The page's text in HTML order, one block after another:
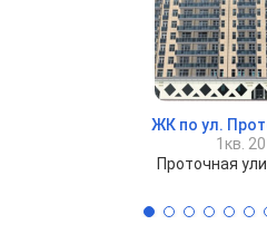
ЖК по ул.
1кв.
Проточная